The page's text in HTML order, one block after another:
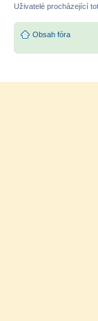
Uživatelé procházející
Obsah fóra